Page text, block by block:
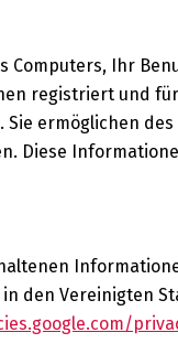
Computers, Ihr
registriert und
ermöglichen
Diese
den Vereinigten